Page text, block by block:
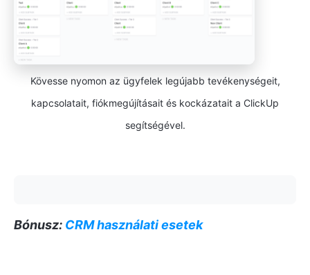
Kövesse nyomon az ügyfelek legújabb tevékenységeit,
kapcsolatait, fiókmegújításait és kockázatait a ClickUp
segítségével.
Bónusz: CRM használati esetek